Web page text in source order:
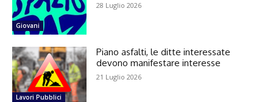
Giovani
28 Luglio 2026
Lavori Pubblici
Piano asfalti, le ditte interessate
devono manifestare interesse
21 Luglio 2026